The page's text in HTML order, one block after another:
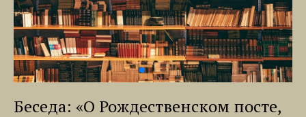
Беседа: «О Рождественском посте,